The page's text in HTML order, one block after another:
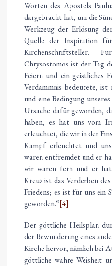
Worten des Apostels
dargebracht hat, um die
Werkzeug der Erlösung
Quelle der Inspiration
Kirchenschriftsteller.
Chrysostomos ist der Tag
Feiern und ein geistliches
Verdammnis bedeutete, ist
und eine Bedingung
Ursache dafür geworden,
haben, es hat uns vom
erleuchtet, die wir in der
Kampf erleuchtet und
waren entfremdet und er
wir waren fern und er
Kreuz ist das Verderben
Friedens; es ist für uns ein
geworden.“[4]
Der göttliche Heilsplan
der Bewunderung eines
Kirche hervor, nämlich bei
göttliche wahre Weisheit